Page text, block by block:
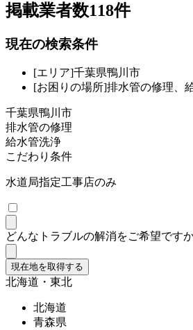
掲載業者数118件
現在の検索条件
[エリア]千葉県鴨川市
[お困りの場所]排水管の修理、
千葉県鴨川市
排水管の修理
給水管洗浄
こだわり条件
水道局指定工事店のみ
どんなトラブルの解消をご希望です
現在地を取得する
北海道・東北
北海道
青森県